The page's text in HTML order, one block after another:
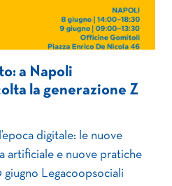
a Napoli
la generazione Z
digitale: le nuove
artificiale e nuove pratiche
giugno Legacoopsociali